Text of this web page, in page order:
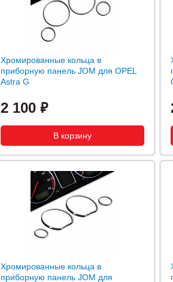
Хромированные кольца в
приборную панель JOM для OPEL
Astra G
2 100
Хромированные кольца в
приборную панель JOM для